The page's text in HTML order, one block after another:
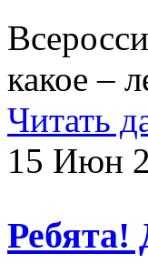
какое –
Читать
15 Июн
Ребята!